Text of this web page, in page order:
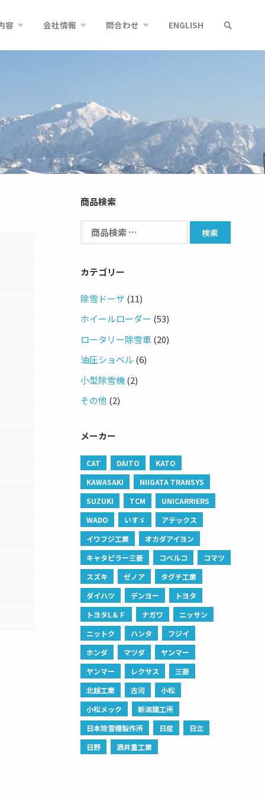
容 会社情報 問合わせ ENGLISH
商品検索
カテゴリー
除雪ドーザ (11)
ホイールローダー (53)
ロータリー除雪車 (20)
油圧ショベル (6)
小型除雪機 (2)
その他 (2)
メーカー
CAT DAITO
KATO
KAWASAKI
NIIGATA TRANSYS
SUZUKI
TCM
UNICARRIERS
WADO
いすゞ
アテックス
イワフジ工業
オカダアイヨン
キャタピラー三菱
コベルコ
コマツ
スズキ
ゼノア
タグチ工業
ダイハツ
デンヨー
トヨタ
トヨタL＆Ｆ
ナガワ
ニッサン
ニットク
ハンタ
フジイ
ホンダ
マツダ
ヤンマー
ヤンマー
レクサス
三菱
北越工業
古河
小松
小松メック
新潟鐵工所
日本除雪機製作所
日産
日立
日野
酒井重工業